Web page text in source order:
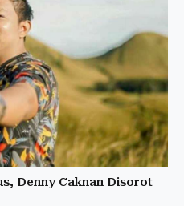
Denny Caknan Disorot